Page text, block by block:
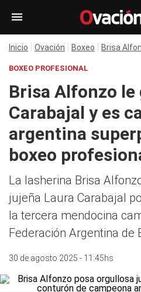
Inicio Ovación Boxeo Brisa
BOXEO PROFESIONAL
Brisa Alfonzo le
Carabajal y es
argentina
boxeo
La lasherina Brisa
jujeña Laura Carabajal
la tercera mendocina
Federación Argentina de
30 de agosto 2025 - 11:45hs